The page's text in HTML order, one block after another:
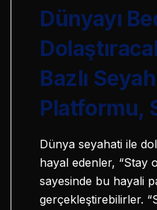
Dünyayı
Bazlı
Platformu,
Dünya seyahati ile
hayal edenler, “Stay
sayesinde bu hayali
gerçekleştirebilirler.